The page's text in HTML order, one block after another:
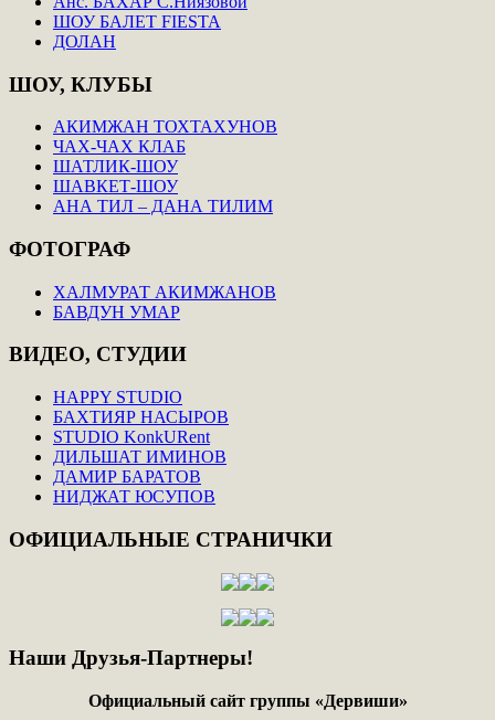
ШОУ БАЛЕТ FIESTA
ДОЛАН
ШОУ, КЛУБЫ
АКИМЖАН ТОХТАХУНОВ
ЧАХ-ЧАХ КЛАБ
ШАТЛИК-ШОУ
ШАВКЕТ-ШОУ
АНА ТИЛ – ДАНА ТИЛИМ
ФОТОГРАФ
ХАЛМУРАТ АКИМЖАНОВ
БАВДУН УМАР
ВИДЕО, СТУДИИ
HAPPY STUDIO
БАХТИЯР НАСЫРОВ
STUDIO KonkURent
ДИЛЬШАТ ИМИНОВ
ДАМИР БАРАТОВ
НИДЖАТ ЮСУПОВ
ОФИЦИАЛЬНЫЕ СТРАНИЧКИ
Наши Друзья-Партнеры!
Официальный сайт группы «Дервиши»